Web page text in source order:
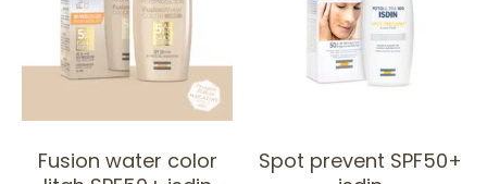
Fusion water color
Spot prevent SPF50+